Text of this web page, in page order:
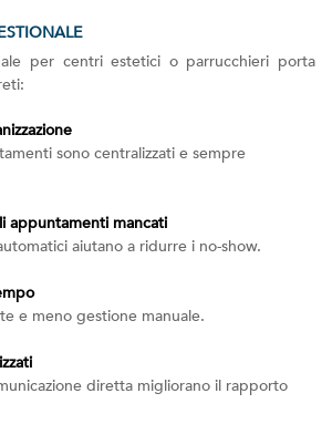
per centri estetici o parrucchieri porta
sono centralizzati e sempre
appuntamenti mancati
aiutano a ridurre i no-show.
e meno gestione manuale.
diretta migliorano il rapporto